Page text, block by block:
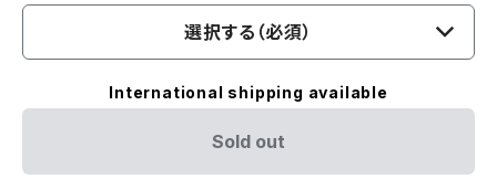
選択する（必須）
International shipping available
Sold out